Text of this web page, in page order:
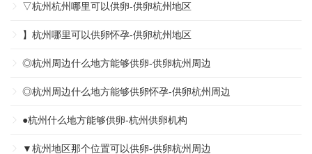
▽杭州杭州哪里可以供卵-供卵杭州地区
】杭州哪里可以供卵怀孕-供卵杭州地区
◎杭州周边什么地方能够供卵-供卵杭州周边
◎杭州周边什么地方能够供卵怀孕-供卵杭州周边
●杭州什么地方能够供卵-杭州供卵机构
▼杭州地区那个位置可以供卵-供卵杭州周边